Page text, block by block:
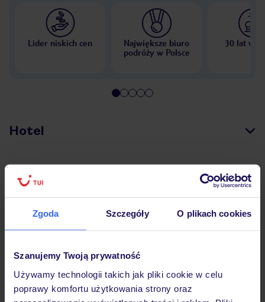
Zgoda Szczegóły O plikach cookies
Szanujemy Twoją prywatność
Używamy technologii takich jak pliki cookie w celu
poprawy komfortu użytkowania strony oraz
Lider niskich cen
Największe biuro
podróży w Polsce
30 lat w
Hotel
Opinie
Pokoje
Wyżywienie